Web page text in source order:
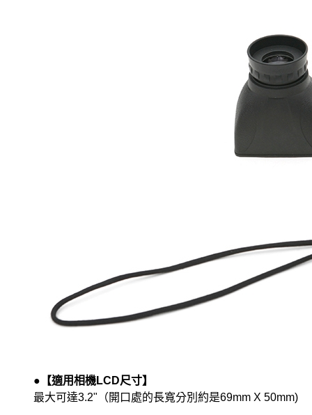
●【適用相機LCD尺寸】
最大可達3.2"（開口處的長寬分別約是69mm X 50mm)